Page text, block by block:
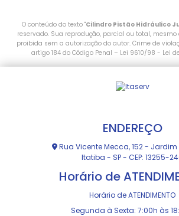
O conteúdo do texto "Cilindro Pistão Hidráulico
reservado. Sua reprodução, parcial ou total,
proibida sem a autorização do autor. Crime de
artigo 184 do Código Penal – Lei 9610/98 - Lei
ENDEREÇO
Rua Vicente Mecca, 152 -
Itatiba - SP - CEP: 13255-
Horário de
Horário de ATENDIMENTO
Segunda à Sexta: 7:00h às